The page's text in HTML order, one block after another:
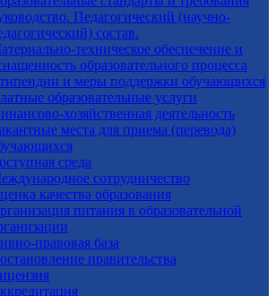
Педагогический (научно-
состав.
техническое обеспечение и
образовательного процесса
и меры поддержки обучающихся
образовательные услуги
хозяйственная деятельность
места для приема (перевода)
среда
сотрудничество
качества образования
питания в образовательной
правовая база
правительства